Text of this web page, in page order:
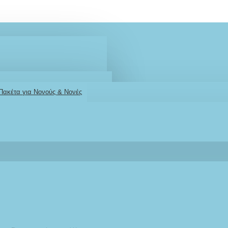
για Νονούς & Νονές